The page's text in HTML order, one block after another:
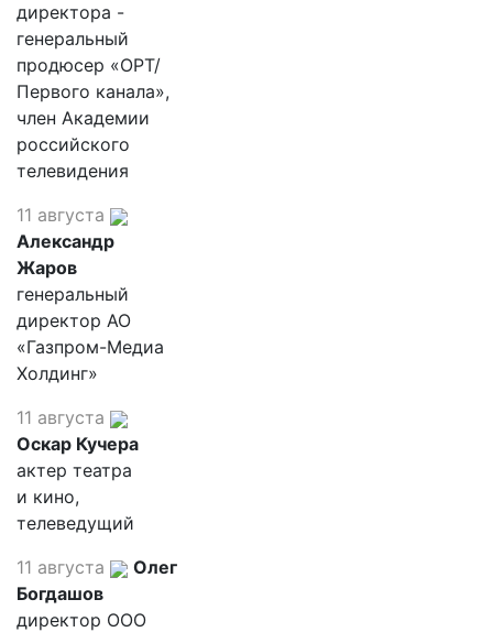
директора -
генеральный
продюсер «ОРТ/
Первого канала»,
член Академии
российского
телевидения
11 августа
Александр
Жаров
генеральный
директор АО
«Газпром-Медиа
Холдинг»
11 августа
Оскар Кучера
актер театра
и кино,
телеведущий
11 августа
Олег
Богдашов
директор ООО